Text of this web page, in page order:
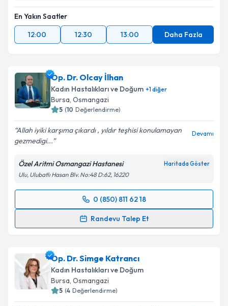
kapsamda işlenmesini kabul ediyorum.
Takvim Talebini Gönder
En Yakın Saatler
12:00
12:30 13:00 Daha Fazla
Op. Dr. Olcay İlhan
Kadın Hastalıkları ve Doğum +1diğer
Bursa, Osmangazi
5 (10 Değerlendirme)
Allah iyiki karşıma çıkardı , yıldır teşhisi konulamayan
gezmedigi...
Devamı
Özel Aritmi Osmangazi Hastanesi Haritada Göster
Ulu, Ulubatlı Hasan Blv. No:48 D:62, 16220
0 (850) 811 62 18
Randevu Talep Et
Randevu Takvimi Talebi
takvim hazırlandığında e-posta ile bilgilendireceğiz.
E-posta Adresiniz
Op. Dr. Simge Katrancı
Kadın Hastalıkları ve Doğum
Bursa, Osmangazi
5 (4 Değerlendirme)